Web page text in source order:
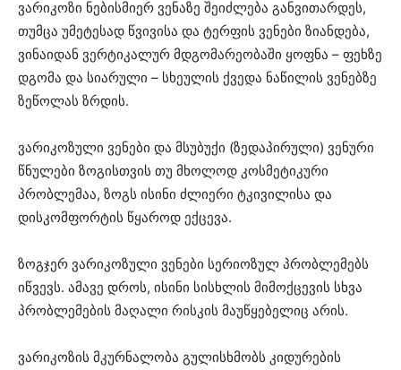
ვარიკოზი ნებისმიერ ვენაზე შეიძლება განვითარდეს,
თუმცა უმეტესად წვივისა და ტერფის ვენები ზიანდება,
ვინაიდან ვერტიკალურ მდგომარეობაში ყოფნა – ფეხზე
დგომა და სიარული – სხეულის ქვედა ნაწილის ვენებზე
ზეწოლას ზრდის.
ვარიკოზული ვენები და მსუბუქი (ზედაპირული) ვენური
წნულები ზოგისთვის თუ მხოლოდ კოსმეტიკური
პრობლემაა, ზოგს ისინი ძლიერი ტკივილისა და
დისკომფორტის წყაროდ ექცევა.
ზოგჯერ ვარიკოზული ვენები სერიოზულ პრობლემებს
იწვევს. ამავე დროს, ისინი სისხლის მიმოქცევის სხვა
პრობლემების მაღალი რისკის მაუწყებელიც არის.
ვარიკოზის მკურნალობა გულისხმობს კიდურების